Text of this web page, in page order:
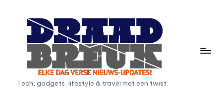
D
Tech, gadgets, lifestyle & travel met een twist